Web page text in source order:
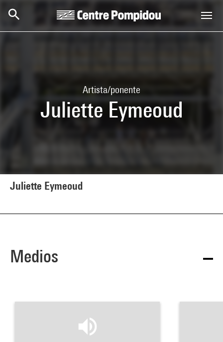
Artista/ponente
Juliette Eymeoud
Juliette Eymeoud
Medios